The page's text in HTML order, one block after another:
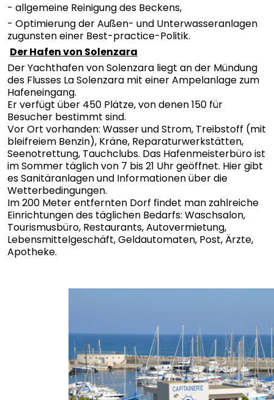
- allgemeine Reinigung des Beckens,
- Optimierung der Außen- und Unterwasseranlagen
zugunsten einer Best-practice-Politik.
Der Hafen von Solenzara
Der Yachthafen von Solenzara liegt an der Mündung
des Flusses La Solenzara mit einer Ampelanlage zum
Hafeneingang.
Er verfügt über 450 Plätze, von denen 150 für
Besucher bestimmt sind.
Vor Ort vorhanden: Wasser und Strom, Treibstoff (mit
bleifreiem Benzin), Kräne, Reparaturwerkstätten,
Seenotrettung, Tauchclubs. Das Hafenmeisterbüro ist
im Sommer täglich von 7 bis 21 Uhr geöffnet. Hier gibt
es Sanitäranlagen und Informationen über die
Wetterbedingungen.
Im 200 Meter entfernten Dorf findet man zahlreiche
Einrichtungen des täglichen Bedarfs: Waschsalon,
Tourismusbüro, Restaurants, Autovermietung,
Lebensmittelgeschäft, Geldautomaten, Post, Ärzte,
Apotheke.